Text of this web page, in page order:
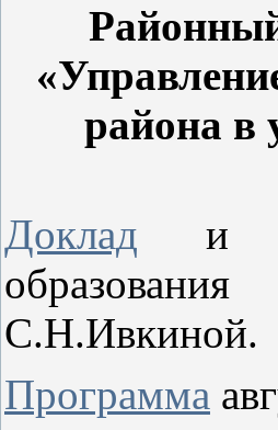
района в
Доклад и
С.Н.Ивкиной.
Программа